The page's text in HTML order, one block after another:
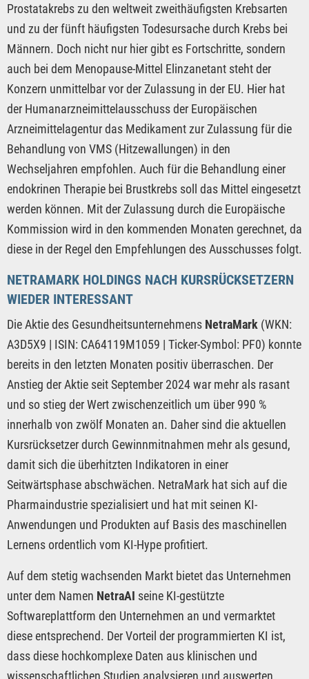
Prostatakrebs zu den weltweit zweithäufigsten Krebsarten
und zu der fünft häufigsten Todesursache durch Krebs bei
Männern. Doch nicht nur hier gibt es Fortschritte, sondern
auch bei dem Menopause-Mittel Elinzanetant steht der
Konzern unmittelbar vor der Zulassung in der EU. Hier hat
der Humanarzneimittelausschuss der Europäischen
Arzneimittelagentur das Medikament zur Zulassung für die
Behandlung von VMS (Hitzewallungen) in den
Wechseljahren empfohlen. Auch für die Behandlung einer
endokrinen Therapie bei Brustkrebs soll das Mittel eingesetzt
werden können. Mit der Zulassung durch die Europäische
Kommission wird in den kommenden Monaten gerechnet, da
diese in der Regel den Empfehlungen des Ausschusses folgt.
NETRAMARK HOLDINGS NACH KURSRÜCKSETZERN
WIEDER INTERESSANT
Die Aktie des Gesundheitsunternehmens NetraMark (WKN:
A3D5X9 | ISIN: CA64119M1059 | Ticker-Symbol: PF0) konnte
bereits in den letzten Monaten positiv überraschen. Der
Anstieg der Aktie seit September 2024 war mehr als rasant
und so stieg der Wert zwischenzeitlich um über 990 %
innerhalb von zwölf Monaten an. Daher sind die aktuellen
Kursrücksetzer durch Gewinnmitnahmen mehr als gesund,
damit sich die überhitzten Indikatoren in einer
Seitwärtsphase abschwächen. NetraMark hat sich auf die
Pharmaindustrie spezialisiert und hat mit seinen KI-
Anwendungen und Produkten auf Basis des maschinellen
Lernens ordentlich vom KI-Hype profitiert.
Auf dem stetig wachsenden Markt bietet das Unternehmen
unter dem Namen NetraAI seine KI-gestützte
Softwareplattform den Unternehmen an und vermarktet
diese entsprechend. Der Vorteil der programmierten KI ist,
dass diese hochkomplexe Daten aus klinischen und